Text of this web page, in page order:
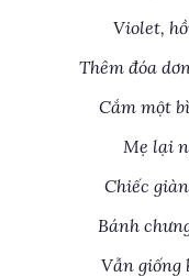
Violet,
Thêm đóa
Cắm một
Mẹ lại
Chiếc
Bánh
Vẫn giống